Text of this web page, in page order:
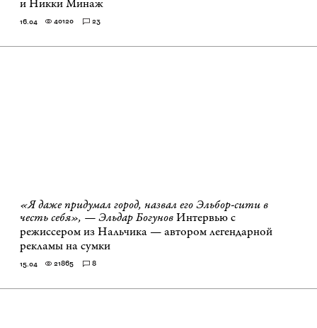
и Никки Минаж
16.04 40120 23
«Я даже придумал город, назвал его Эльбор-сити в
честь себя», — Эльдар БогуновИнтервью с
режиссером из Нальчика — автором легендарной
рекламы на сумки
15.04 21865 8